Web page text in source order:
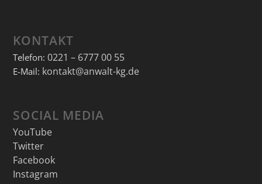
KONTAKT
Telefon: 0221 – 6777 00 55
E-Mail: kontakt@anwalt-kg.de
SOCIAL MEDIA
YouTube
Twitter
Facebook
Instagram